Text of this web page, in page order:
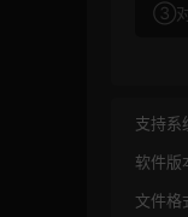
③对
支持系
软件版
文件格